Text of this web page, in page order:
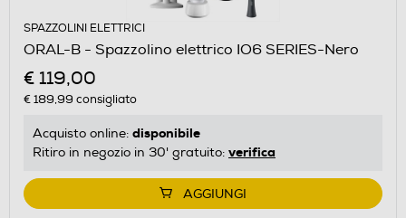
SPAZZOLINI ELETTRICI
ORAL-B - Spazzolino elettrico IO6 SERIES-Nero
€ 119,00
€ 189,99 consigliato
Acquisto online: disponibile
Ritiro in negozio in 30' gratuito: verifica
AGGIUNGI